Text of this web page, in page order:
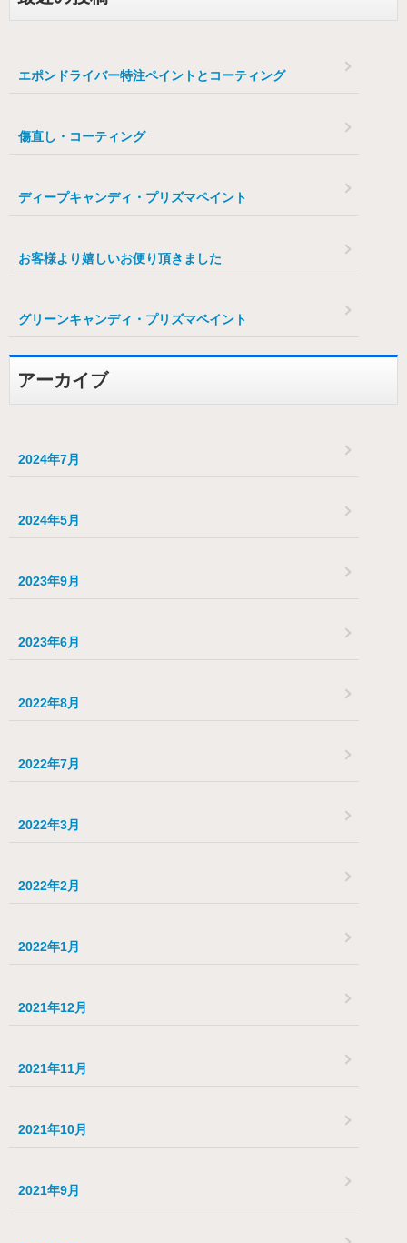
エポンドライバー特注ペイントとコーティング
傷直し・コーティング
ディープキャンディ・プリズマペイント
お客様より嬉しいお便り頂きました
グリーンキャンディ・プリズマペイント
アーカイブ
2024年7月
2024年5月
2023年9月
2023年6月
2022年8月
2022年7月
2022年3月
2022年2月
2022年1月
2021年12月
2021年11月
2021年10月
2021年9月